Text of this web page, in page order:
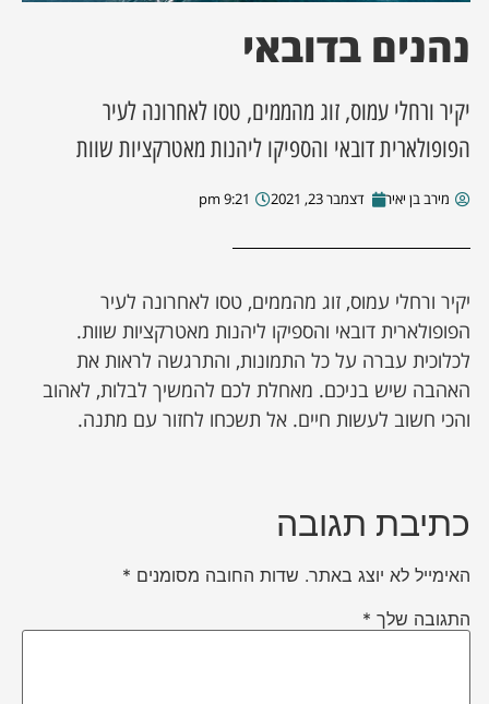
מסע מלחמה
השבוע
נהנים בדובאי
יקיר ורחלי עמוס, זוג מהממים, טסו לאחרונה לעיר
הפופולארית דובאי והספיקו ליהנות מאטרקציות שוות
מירב בן יאיר דצמבר 23, 2021 9:21 pm
יקיר ורחלי עמוס, זוג מהממים, טסו לאחרונה לעיר
הפופולארית דובאי והספיקו ליהנות מאטרקציות שוות.
לכלוכית עברה על כל התמונות, והתרגשה לראות את
האהבה שיש בניכם. מאחלת לכם להמשיך לבלות, לאהוב
והכי חשוב לעשות חיים. אל תשכחו לחזור עם מתנה.
כתיבת תגובה
האימייל לא יוצג באתר. שדות החובה מסומנים *
התגובה שלך *